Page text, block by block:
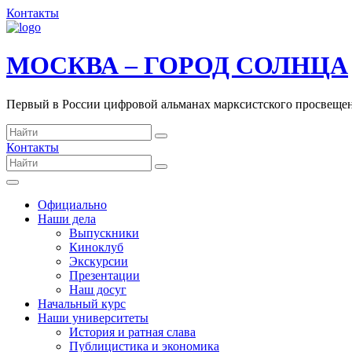
Контакты
МОСКВА – ГОРОД СОЛНЦА
Первый в России цифровой альманах марксистского
Контакты
Официально
Наши дела
Выпускники
Киноклуб
Экскурсии
Презентации
Наш досуг
Начальный курс
Наши университеты
История и ратная слава
Публицистика и экономика